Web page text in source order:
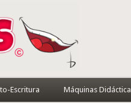
Escritura Máquinas